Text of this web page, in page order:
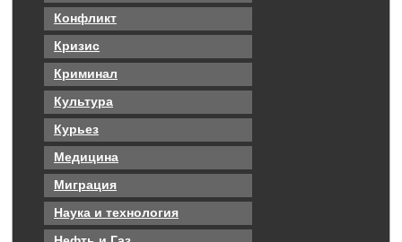
Конфликт
Кризис
Криминал
Культура
Курьез
Медицина
Миграция
Наука и технология